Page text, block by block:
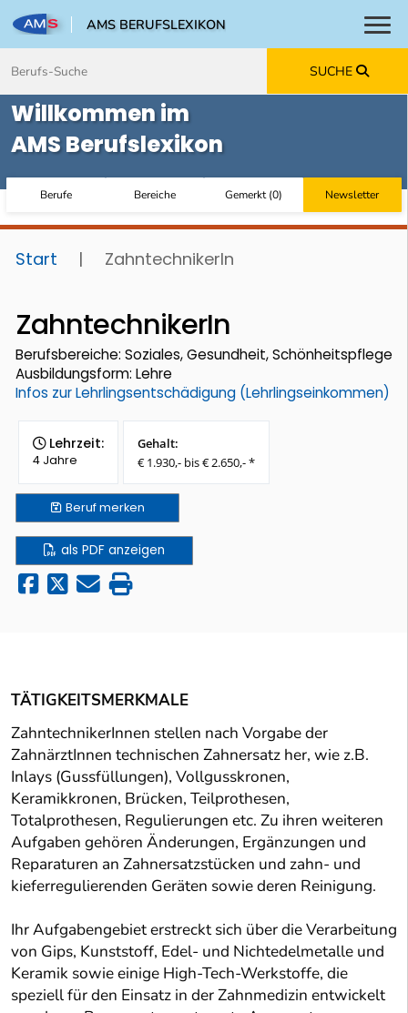
AMS BERUFSLEXIKON
SUCHE
Willkommen im
AMS Berufslexikon
Berufe Bereiche Gemerkt(0) Newsletter
Start | ZahntechnikerIn
ZahntechnikerIn
Berufsbereiche: Soziales, Gesundheit, Schönheitspflege
Ausbildungsform: Lehre
Infos zur Lehrlingsentschädigung (Lehrlingseinkommen)
Lehrzeit:
4 Jahre
Gehalt:
€ 1.930,- bis € 2.650,- *
Berufmerken
als PDF anzeigen
TÄTIGKEITSMERKMALE
ZahntechnikerInnen stellen nach Vorgabe der
ZahnärztInnen technischen Zahnersatz her, wie z.B.
Inlays (Gussfüllungen), Vollgusskronen,
Keramikkronen, Brücken, Teilprothesen,
Totalprothesen, Regulierungen etc. Zu ihren weiteren
Aufgaben gehören Änderungen, Ergänzungen und
Reparaturen an Zahnersatzstücken und zahn- und
kieferregulierenden Geräten sowie deren Reinigung.
Ihr Aufgabengebiet erstreckt sich über die Verarbeitung
von Gips, Kunststoff, Edel- und Nichtedelmetalle und
Keramik sowie einige High-Tech-Werkstoffe, die
speziell für den Einsatz in der Zahnmedizin entwickelt